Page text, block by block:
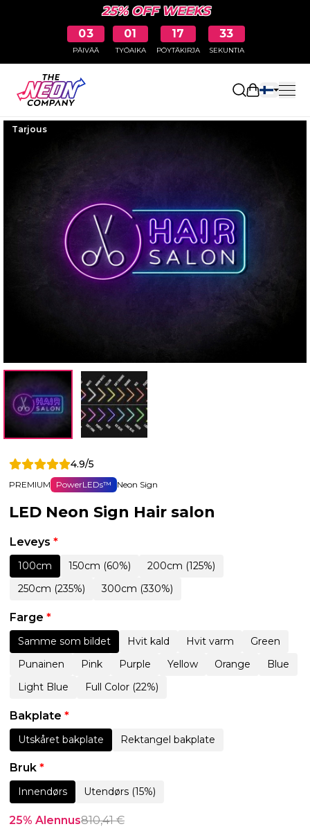
25% OFF WEEKS
03
PÄIVÄÄ
01
TYÖAIKA
17
PÖYTÄKIRJA
32
SEKUNTIA
Avaa
Tarjous
4.9/5
PREMIUM PowerLEDs™ Neon Sign
LED Neon Sign Hair salon
Leveys *
100cm 150cm (60%)
200cm (125%)
250cm (235%)
300cm (330%)
Farge *
Samme som bildet Hvit kald Hvit varm
Green
Punainen
Pink Purple Yellow Orange
Blue
Light Blue
Full Color (22%)
Bakplate *
Utskåret bakplate Rektangel bakplate
Bruk *
Innendørs Utendørs (15%)
25% Alennus810,41€